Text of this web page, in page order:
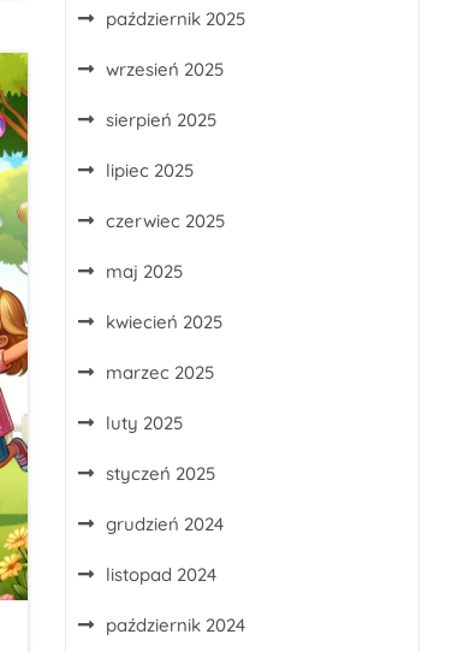
październik 2025
wrzesień 2025
sierpień 2025
lipiec 2025
czerwiec 2025
maj 2025
kwiecień 2025
marzec 2025
luty 2025
styczeń 2025
grudzień 2024
listopad 2024
październik 2024